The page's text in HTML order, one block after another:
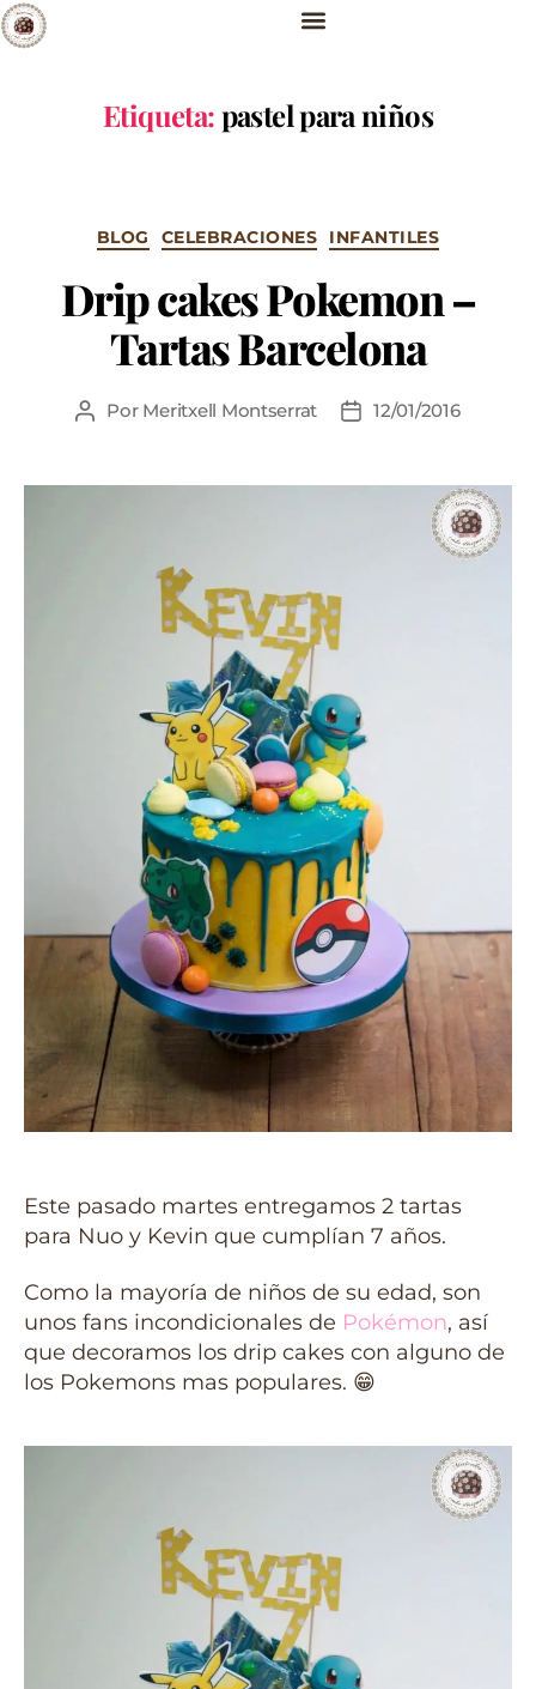
Etiqueta:pastel para niños
BLOG CELEBRACIONES INFANTILES
Drip cakes Pokemon –
Tartas Barcelona
Por Meritxell Montserrat 12/01/2016
Este pasado martes entregamos 2 tartas
para Nuo y Kevin que cumplían 7 años.
Como la mayoría de niños de su edad, son
unos fans incondicionales de Pokémon, así
que decoramos los drip cakes con alguno de
los Pokemons mas populares. 😁